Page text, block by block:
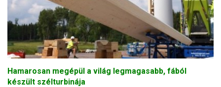
Hamarosan megépül a világ legmagasabb, fából
készült szélturbinája